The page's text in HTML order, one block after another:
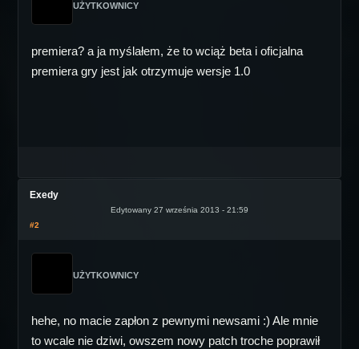
UŻYTKOWNICY
premiera? a ja myślałem, że to wciąż beta i oficjalna
premiera gry jest jak otrzymuje wersje 1.0
Exedy
Edytowany 27 września 2013 - 21:59
#2
UŻYTKOWNICY
hehe, no macie zapłon z pewnymi newsami :) Ale mnie
to wcale nie dziwi, owszem nowy patch troche poprawił